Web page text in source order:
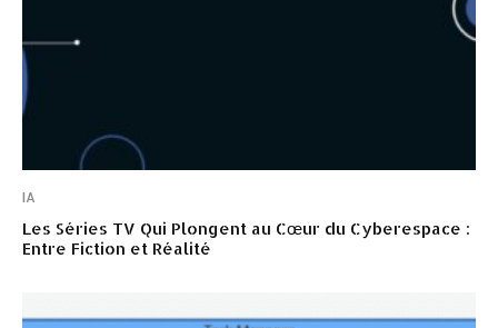
IA
Les Séries TV Qui Plongent au Cœur du Cyberespace :
Entre Fiction et Réalité